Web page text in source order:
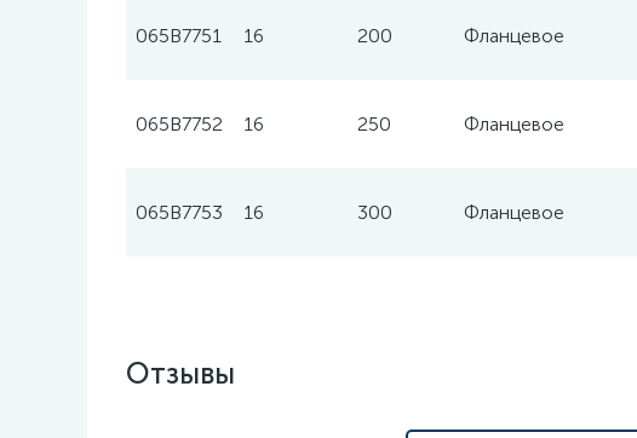
065B7751 16 200 Фланцевое
065B7752 16 250 Фланцевое
065B7753 16 300 Фланцевое
Отзывы